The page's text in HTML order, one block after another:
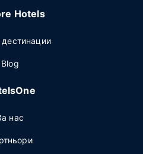
Hotels
Blog
нас